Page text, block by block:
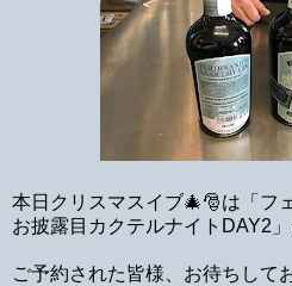
本日クリスマスイブ🎄🎅は「フ
お披露目カクテルナイトDAY2
ご予約された皆様、お待ちして